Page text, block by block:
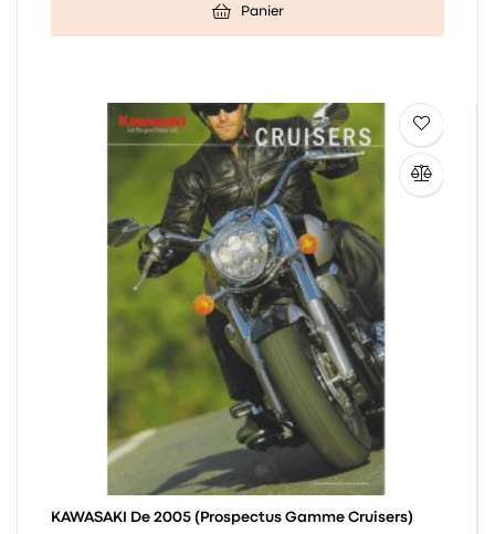
Panier
KAWASAKI De 2005 (Prospectus Gamme Cruisers)